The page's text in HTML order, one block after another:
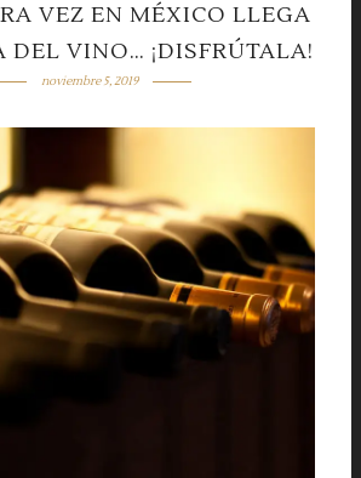
VEZ EN MÉXICO LLEGA
DEL VINO… ¡DISFRÚTALA!
noviembre 5, 2019